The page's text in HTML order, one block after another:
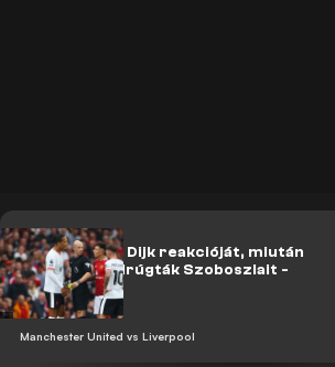
Manchester United vs Liverpool
Látni kell Van Dijk reakcióját, miután
brutálisan felrúgták Szoboszlait -
VIDEÓ!